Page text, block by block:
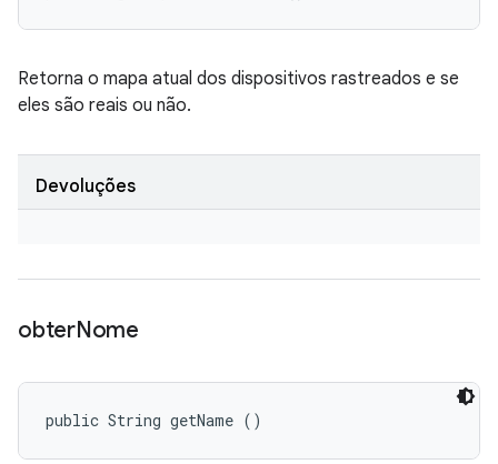
Retorna o mapa atual dos dispositivos rastreados e se
eles são reais ou não.
Devoluções
obterNome
public String getName ()